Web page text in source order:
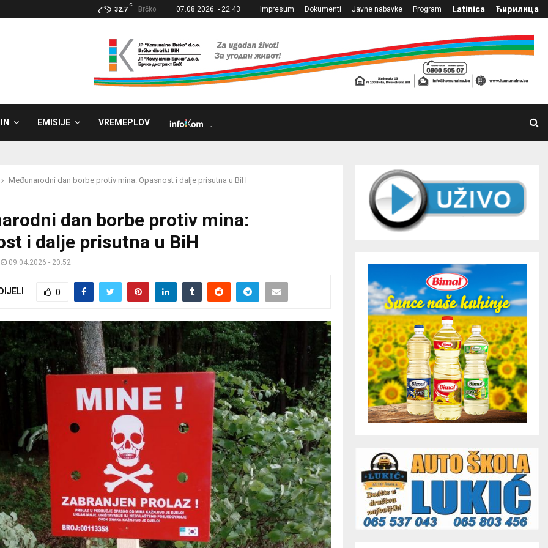
32.7
C
Brčko 07.08.2026. - 22:43 Impresum Dokumenti Javne nabavke Program Latinica Ћирилица
EMISIJE VREMEPLOV
Međunarodni dan borbe protiv mina: Opasnost i dalje prisutna u BiH
dan borbe protiv mina:
i dalje prisutna u BiH
09.04.2026 - 20:52
0